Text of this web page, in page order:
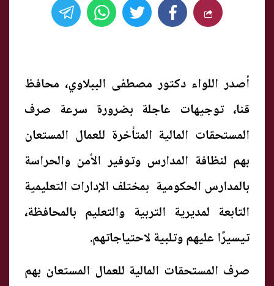
أصدر اللواء دكتور مصطفى الببلاوي، محافظ
قنا، توجيهات عاجلة بضرورة سرعة صرف
المستحقات المالية المتأخرة للعمال المستعان
بهم لنظافة المدارس وتوفير الأمن والحراسة
بالمدارس الحكومية بمختلف الإدارات التعليمية
التابعة لمديرية التربية والتعليم بالمحافظة،
تيسيرًا عليهم وتلبية لاحتياجاتهم.
صرف المستحقات المالية للعمال المستعان بهم